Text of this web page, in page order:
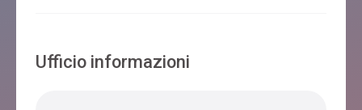
Ufficio informazioni